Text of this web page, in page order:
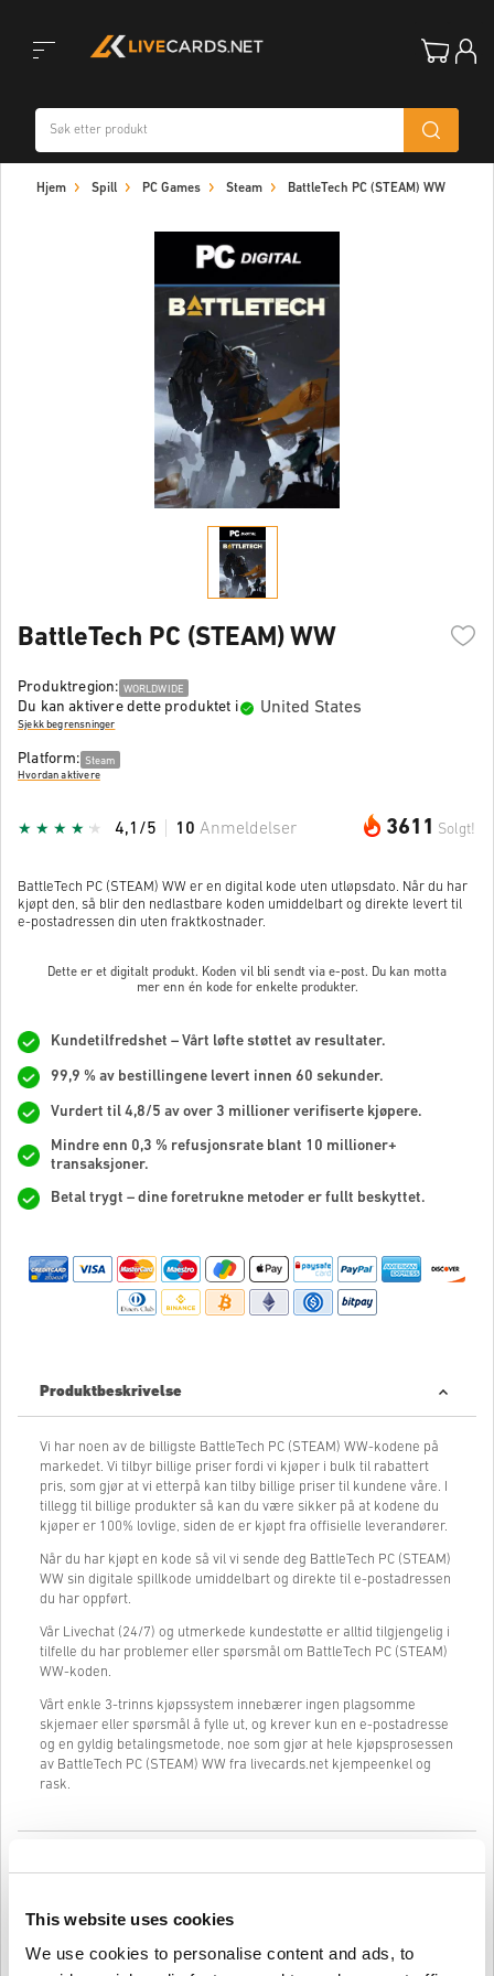
This website uses cookies
We use cookies to personalise content and ads, to
Hjem Spill PC Games Steam BattleTech PC (STEAM) WW
BattleTech PC (STEAM) WW
Produktregion: WORLDWIDE
Du kan aktivere dette produktet i United States
Sjekk begrensninger
Platform: Steam
Hvordan aktivere
3611 Solgt!
4,1/5 10 Anmeldelser
BattleTech PC (STEAM) WW er en digital kode uten utløpsdato. Når du har
kjøpt den, så blir den nedlastbare koden umiddelbart og direkte levert til
e-postadressen din uten fraktkostnader.
Dette er et digitalt produkt. Koden vil bli sendt via e-post. Du kan motta
mer enn én kode for enkelte produkter.
Kundetilfredshet – Vårt løfte støttet av resultater.
99,9 % av bestillingene levert innen 60 sekunder.
Vurdert til 4,8/5 av over 3 millioner verifiserte kjøpere.
Mindre enn 0,3 % refusjonsrate blant 10 millioner+
transaksjoner.
Betal trygt – dine foretrukne metoder er fullt beskyttet.
Produktbeskrivelse
Vi har noen av de billigste BattleTech PC (STEAM) WW-kodene på
markedet. Vi tilbyr billige priser fordi vi kjøper i bulk til rabattert
pris, som gjør at vi etterpå kan tilby billige priser til kundene våre. I
tillegg til billige produkter så kan du være sikker på at kodene du
kjøper er 100% lovlige, siden de er kjøpt fra offisielle leverandører.
Når du har kjøpt en kode så vil vi sende deg BattleTech PC (STEAM)
WW sin digitale spillkode umiddelbart og direkte til e-postadressen
du har oppført.
Vår Livechat (24/7) og utmerkede kundestøtte er alltid tilgjengelig i
tilfelle du har problemer eller spørsmål om BattleTech PC (STEAM)
WW-koden.
Vårt enkle 3-trinns kjøpssystem innebærer ingen plagsomme
skjemaer eller spørsmål å fylle ut, og krever kun en e-postadresse
og en gyldig betalingsmetode, noe som gjør at hele kjøpsprosessen
av BattleTech PC (STEAM) WW fra livecards.net kjempeenkel og
rask.
Ny på Livecards.net? Å kjøpe digitale koder er raskt og enkelt:
Forhåndsbestillings-produkter vil bli levert før eller på